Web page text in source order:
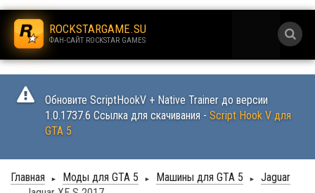
.
ROCKSTARGAME.SU
ФАН-САЙТ ROCKSTAR GAMES
.
Обновите ScriptHookV + Native Trainer до версии
1.0.1737.6 Ссылка для скачивания -Script Hook V для
GTA 5
Главная ► Моды для GTA 5 ► Машины для GTA 5 ► Jaguar